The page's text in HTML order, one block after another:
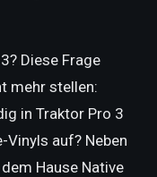
Diese Frage
mehr stellen:
in Traktor Pro 3
auf? Neben
Hause Native